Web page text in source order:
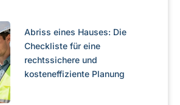
Abriss eines Hauses: Die
Checkliste für eine
rechtssichere und
kosteneffiziente Planung